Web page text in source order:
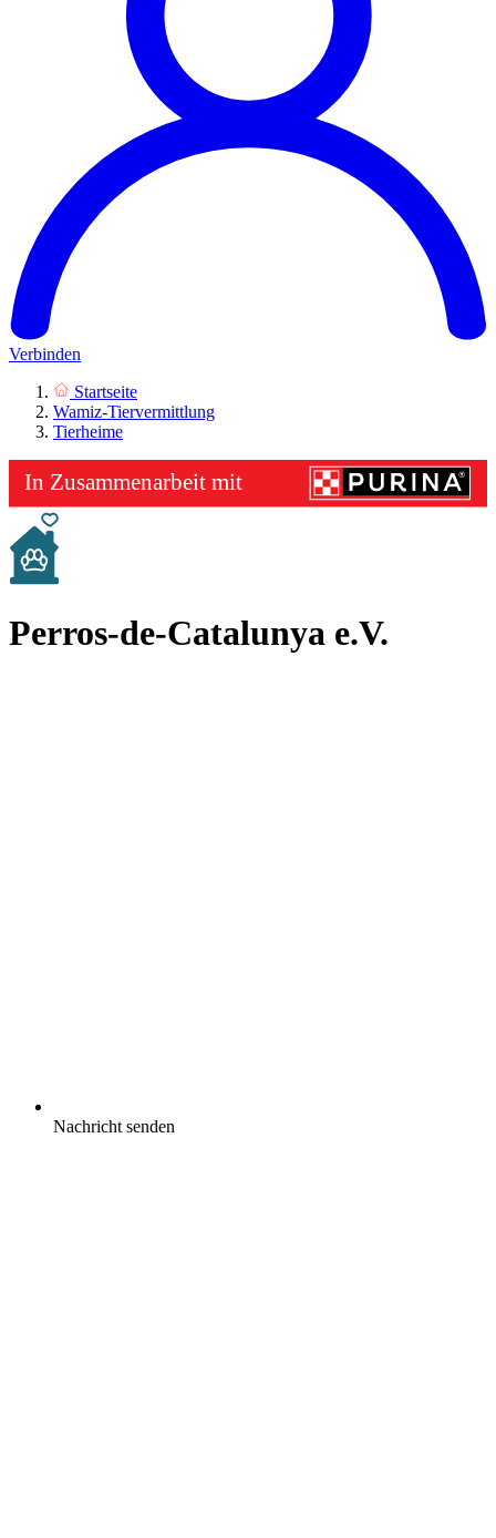
Verbinden
Startseite
Wamiz-Tiervermittlung
Tierheime
Perros-de-Catalunya e.V.
Nachricht senden